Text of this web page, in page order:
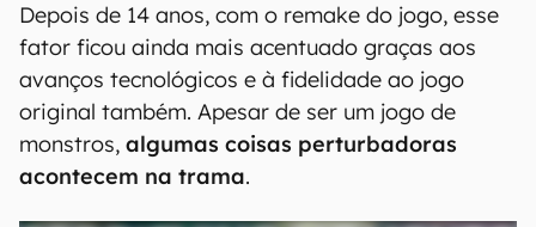
Depois de 14 anos, com o remake do jogo, esse
fator ficou ainda mais acentuado graças aos
avanços tecnológicos e à fidelidade ao jogo
original também. Apesar de ser um jogo de
monstros, algumas coisas perturbadoras
acontecem na trama.